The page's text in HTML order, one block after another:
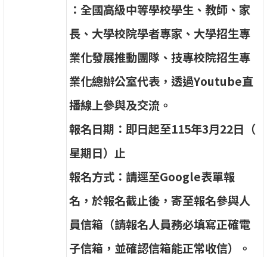
：全國高級中等學校學生 、 教師 、家
長 、 大學校院學者專家 、 大學招生專
業化發展推動團隊 、技專校院招生專
業化總辦公室代表 ，透過Youtube直
播線上參與及交流 。
報名日期 ： 即日起至115年3月22日 （
星期日）止
報名方式 ： 請逕至Google表單報
名，於報名截止後 ，寄至報名參與人
員信箱 （請報名人員務必填寫正確電
子信箱 ， 並確認信箱能正常收信） 。